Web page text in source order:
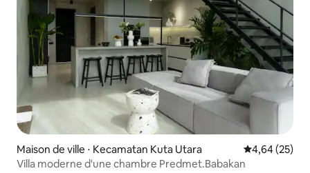
Maison de ville ⋅ Kecamatan Kuta Utara Évaluation
4,64 (25)
Villa moderne d'une chambre Predmet.Babakan